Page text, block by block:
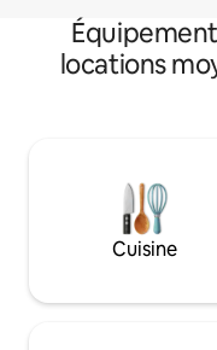
locations
Cuisine